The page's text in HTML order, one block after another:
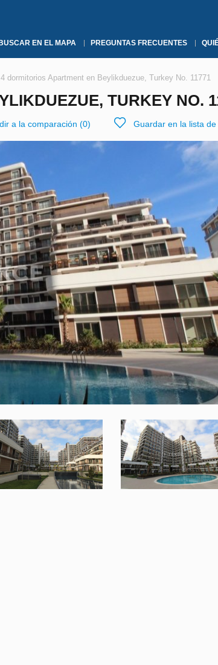
BUSCAR EN EL MAPA PREGUNTAS FRECUENTES
4 dormitorios Apartment en Beylikduezue, Turkey No. 11771
TURKEY NO.
a la comparación (0) Guardar en la lista